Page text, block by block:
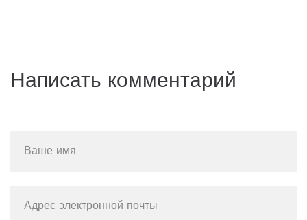
Написать комментарий